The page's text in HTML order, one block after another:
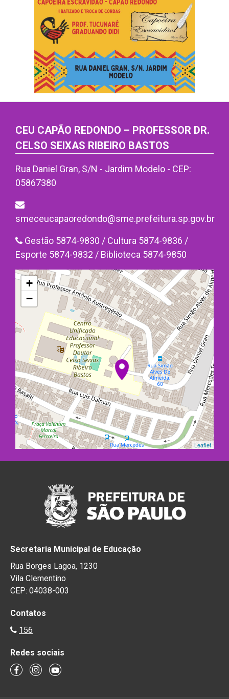
CEU CAPÃO REDONDO – PROFESSOR DR.
CELSO SEIXAS RIBEIRO BASTOS
Rua Daniel Gran, S/N - Jardim Modelo - CEP:
05867380
smeceucapaoredondo@sme.prefeitura.sp.gov.br
Gestão 5874-9830 / Cultura 5874-9836 /
Esporte 5874-9832 / Biblioteca 5874-9850
+
−
Leaflet
Secretaria Municipal de Educação
Rua Borges Lagoa, 1230
Vila Clementino
CEP: 04038-003
Contatos
156
Redes sociais